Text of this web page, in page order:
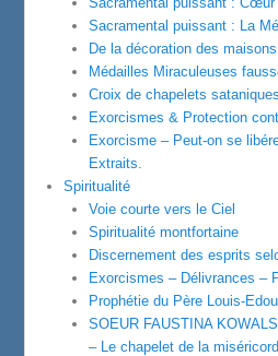
Sacramental puissant : La
De la décoration des
Médailles Miraculeuses
Croix de chapelets sataniques
Exorcismes & Protection
Exorcisme – Peut-on se
Extraits.
Spiritualité
Voie courte vers le Ciel
Spiritualité montfortaine
Discernement des esprits
Exorcismes – Délivrances –
Prophétie du Père Louis-
SOEUR FAUSTINA
– Le chapelet de la